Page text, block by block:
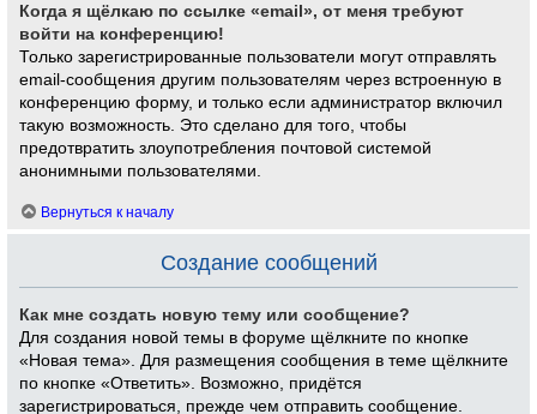
Когда я щёлкаю по ссылке «email», от меня требуют
войти на конференцию!
Только зарегистрированные пользователи могут отправлять
email-сообщения другим пользователям через встроенную в
конференцию форму, и только если администратор включил
такую возможность. Это сделано для того, чтобы
предотвратить злоупотребления почтовой системой
анонимными пользователями.
Вернуться к началу
Создание сообщений
Как мне создать новую тему или сообщение?
Для создания новой темы в форуме щёлкните по кнопке
«Новая тема». Для размещения сообщения в теме щёлкните
по кнопке «Ответить». Возможно, придётся
зарегистрироваться, прежде чем отправить сообщение.